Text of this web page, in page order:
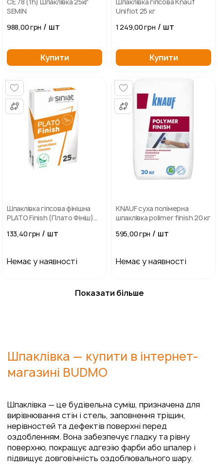
SEMIN
988,00 грн / шт
Купити
Uniflot 25 кг
1 249,00 грн / шт
Купити
Шпаклівка гіпсова фінішна
PLATO Finish (Плато Фініш)
133,40 грн / шт
Немає у наявності
KNAUF суха полімерна
шпаклівка polimer finish 20 кг
595,00 грн / шт
Немає у наявності
Показати більше
Шпаклівка — купити в інтернет-
магазині BUDMO
Шпаклівка — це будівельна суміш, призначена для
вирівнювання стін і стель, заповнення тріщин,
нерівностей та дефектів поверхні перед
оздобленням. Вона забезпечує гладку та рівну
поверхню, покращує адгезію фарби або шпалер і
підвищує довговічність оздоблювального шару.